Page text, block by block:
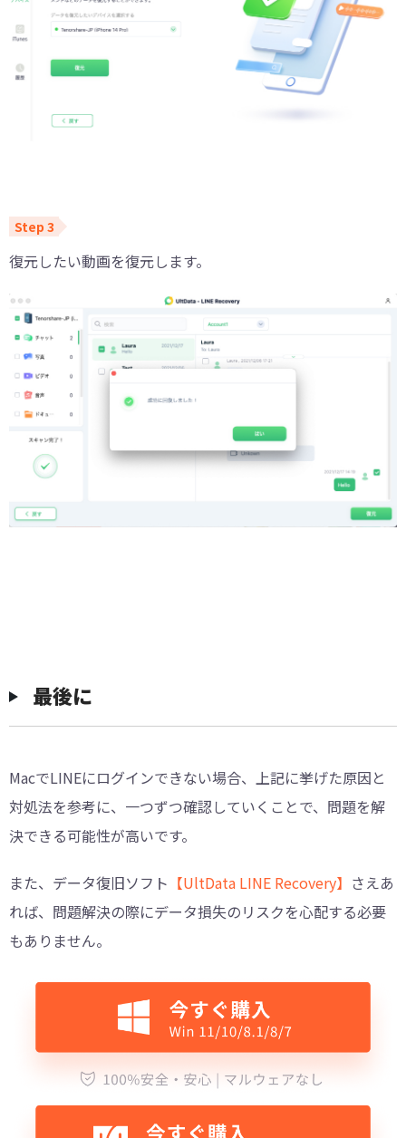
復元したい動画を復元します。
最後に
MacでLINEにログインできない場合、上記に挙げた原因と
対処法を参考に、一つずつ確認していくことで、問題を解
決できる可能性が高いです。
また、データ復旧ソフト 【UltData LINE Recovery】 さえあ
れば、問題解決の際にデータ損失のリスクを心配する必要
もありません。